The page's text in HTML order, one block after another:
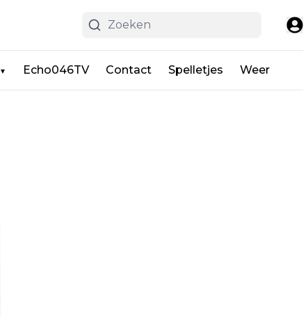
▼ Echo046TV Contact Spelletjes Weer